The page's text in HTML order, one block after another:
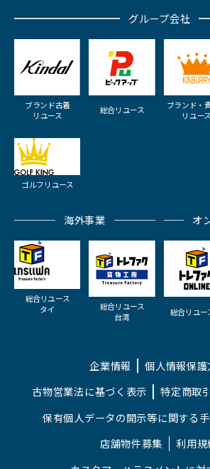
グループ会社
ブランド古着
リユース
総合リユース
ブランド・
リユース
ゴルフリユース
海外事業
総合リユース
タイ
総合リユース
台湾
オ
総合リユー
企業情報
個人情報保護
古物営業法に基づく表示
特定商取
保有個人データの開示等に関する
店舗物件募集
利用規